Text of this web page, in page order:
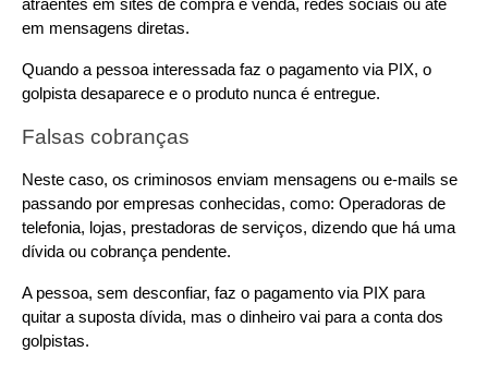
atraentes em sites de compra e venda, redes sociais ou até
em mensagens diretas.
Quando a pessoa interessada faz o pagamento via PIX, o
golpista desaparece e o produto nunca é entregue.
Falsas cobranças
Neste caso, os criminosos enviam mensagens ou e-mails se
passando por empresas conhecidas, como: Operadoras de
telefonia, lojas, prestadoras de serviços, dizendo que há uma
dívida ou cobrança pendente.
A pessoa, sem desconfiar, faz o pagamento via PIX para
quitar a suposta dívida, mas o dinheiro vai para a conta dos
golpistas.